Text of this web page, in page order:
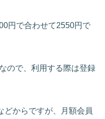
円で合わせて2550円で
ので、利用する際は登録
どからですが、月額会員